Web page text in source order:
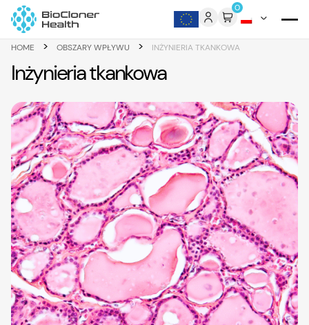
Skip to content 0
HOME > OBSZARY WPŁYWU > INŻYNIERIA TKANKOWA
Inżynieria tkankowa